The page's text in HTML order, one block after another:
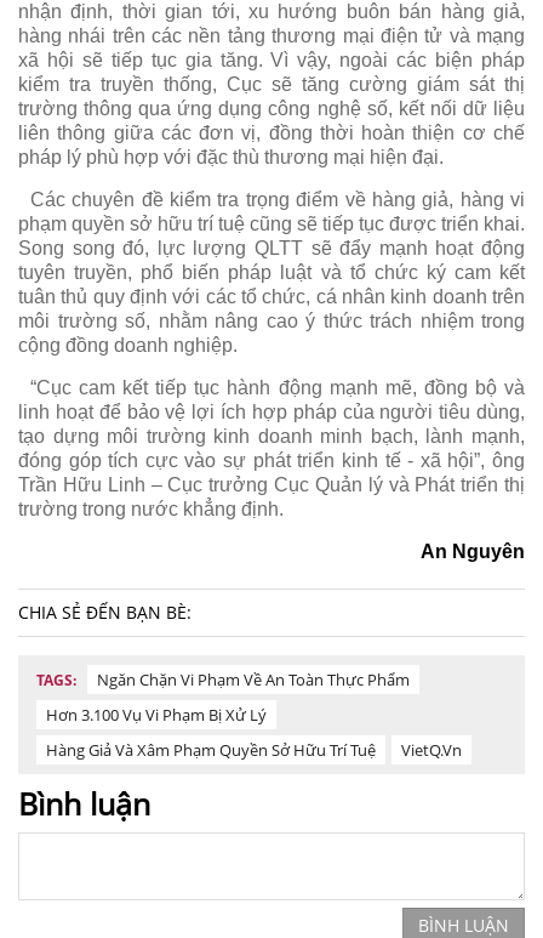
nhận định, thời gian tới, xu hướng buôn bán hàng giả,
hàng nhái trên các nền tảng thương mại điện tử và mạng
xã hội sẽ tiếp tục gia tăng. Vì vậy, ngoài các biện pháp
kiểm tra truyền thống, Cục sẽ tăng cường giám sát thị
trường thông qua ứng dụng công nghệ số, kết nối dữ liệu
liên thông giữa các đơn vị, đồng thời hoàn thiện cơ chế
pháp lý phù hợp với đặc thù thương mại hiện đại.
Các chuyên đề kiểm tra trọng điểm về hàng giả, hàng vi
phạm quyền sở hữu trí tuệ cũng sẽ tiếp tục được triển khai.
Song song đó, lực lượng QLTT sẽ đẩy mạnh hoạt động
tuyên truyền, phổ biến pháp luật và tổ chức ký cam kết
tuân thủ quy định với các tổ chức, cá nhân kinh doanh trên
môi trường số, nhằm nâng cao ý thức trách nhiệm trong
cộng đồng doanh nghiệp.
“Cục cam kết tiếp tục hành động mạnh mẽ, đồng bộ và
linh hoạt để bảo vệ lợi ích hợp pháp của người tiêu dùng,
tạo dựng môi trường kinh doanh minh bạch, lành mạnh,
đóng góp tích cực vào sự phát triển kinh tế - xã hội”, ông
Trần Hữu Linh – Cục trưởng Cục Quản lý và Phát triển thị
trường trong nước khẳng định.
An Nguyên
CHIA SẺ ĐẾN BẠN BÈ:
TAGS:
Ngăn Chặn Vi Phạm Về An Toàn Thực Phẩm
Hơn 3.100 Vụ Vi Phạm Bị Xử Lý
Hàng Giả Và Xâm Phạm Quyền Sở Hữu Trí Tuệ
VietQ.vn
Bình luận
BÌNH LUẬN